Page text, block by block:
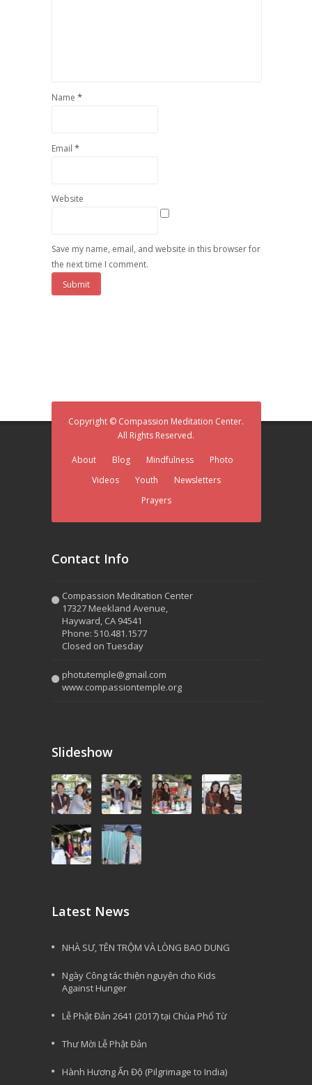
Name *
Email *
Website
Save my name, email, and website in this browser for
the next time I comment.
Copyright © Compassion Meditation Center.
All Rights Reserved.
About Blog Mindfulness
Photo
Videos
Youth
Newsletters
Prayers
Contact Info
Compassion Meditation Center
17327 Meekland Avenue,
Hayward, CA 94541
Phone: 510.481.1577
Closed on Tuesday
photutemple@gmail.com
www.compassiontemple.org
Slideshow
Latest News
NHÀ SƯ, TÊN TRỘM VÀ LÒNG BAO DUNG
Ngày Công tác thiện nguyện cho Kids
Against Hunger
Lễ Phật Đản 2641 (2017) tại Chùa Phổ Từ
Thư Mời Lễ Phật Đản
Hành Hương Ấn Độ (Pilgrimage to India)